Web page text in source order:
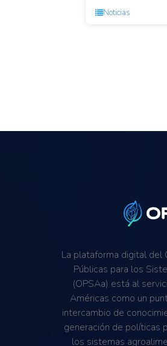
Noticias
La plataforma digital del
Públicas para los
(OPSAa) está al
Américas como un
intercambio de
generación de políticas
los sistemas